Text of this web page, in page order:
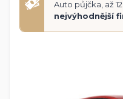
Auto půjčka, až
nejvýhodnější